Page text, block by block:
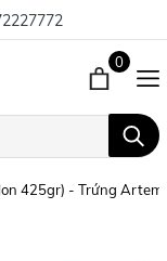
0
425gr) - Trứng